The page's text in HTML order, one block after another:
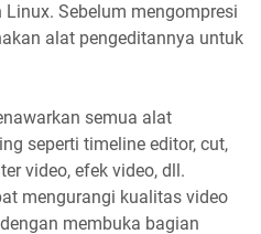
Sebelum mengompresi
alat pengeditannya untuk
semua alat
seperti timeline editor, cut,
video, efek video, dll.
mengurangi kualitas video
membuka bagian